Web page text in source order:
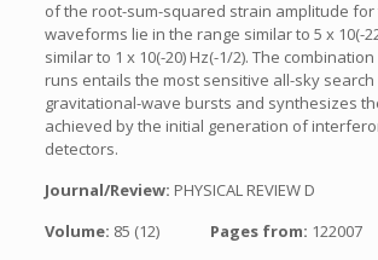
of the root-sum-squared strain amplitude for
waveforms lie in the range similar to 5 x 10(-
similar to 1 x 10(-20) Hz(-1/2). The
runs entails the most sensitive all-sky
gravitational-wave bursts and synthesizes
achieved by the initial generation of
detectors.
Journal/Review: PHYSICAL REVIEW D
Volume: 85 (12) Pages from: 122007